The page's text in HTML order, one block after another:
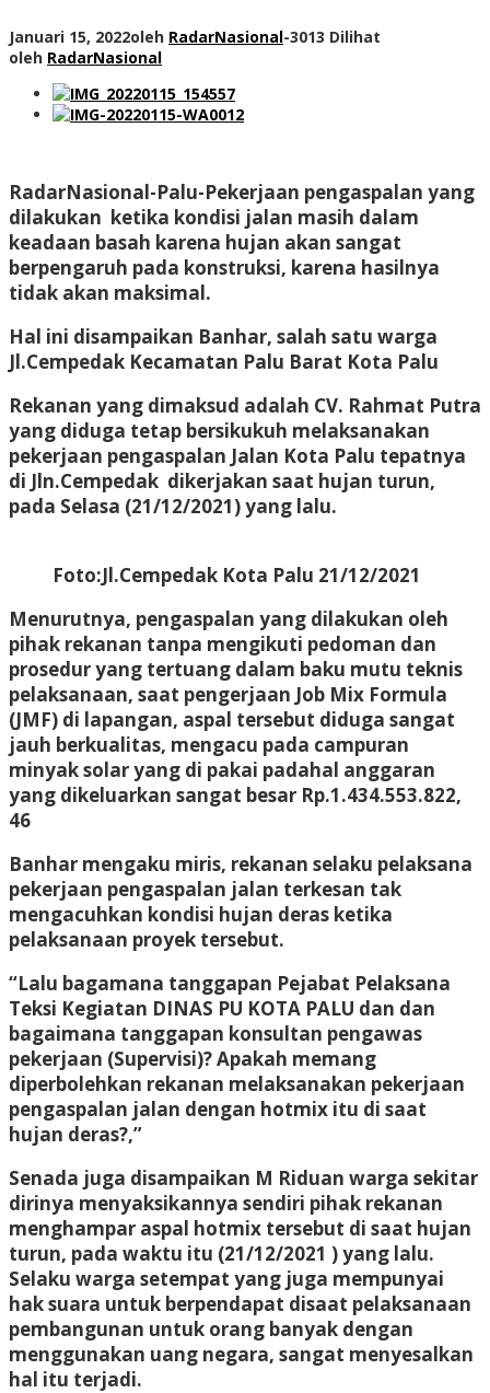
Januari 15, 2022oleh RadarNasional-3013 Dilihat
oleh RadarNasional
RadarNasional-Palu-Pekerjaan pengaspalan yang
dilakukan ketika kondisi jalan masih dalam
keadaan basah karena hujan akan sangat
berpengaruh pada konstruksi, karena hasilnya
tidak akan maksimal.
Hal ini disampaikan Banhar, salah satu warga
Jl.Cempedak Kecamatan Palu Barat Kota Palu
Rekanan yang dimaksud adalah CV. Rahmat Putra
yang diduga tetap bersikukuh melaksanakan
pekerjaan pengaspalan Jalan Kota Palu tepatnya
di Jln.Cempedak dikerjakan saat hujan turun,
pada Selasa (21/12/2021) yang lalu.
Foto:Jl.Cempedak Kota Palu 21/12/2021
Menurutnya, pengaspalan yang dilakukan oleh
pihak rekanan tanpa mengikuti pedoman dan
prosedur yang tertuang dalam baku mutu teknis
pelaksanaan, saat pengerjaan Job Mix Formula
(JMF) di lapangan, aspal tersebut diduga sangat
jauh berkualitas, mengacu pada campuran
minyak solar yang di pakai padahal anggaran
yang dikeluarkan sangat besar Rp.1.434.553.822,
46
Banhar mengaku miris, rekanan selaku pelaksana
pekerjaan pengaspalan jalan terkesan tak
mengacuhkan kondisi hujan deras ketika
pelaksanaan proyek tersebut.
“Lalu bagamana tanggapan Pejabat Pelaksana
Teksi Kegiatan DINAS PU KOTA PALU dan dan
bagaimana tanggapan konsultan pengawas
pekerjaan (Supervisi)? Apakah memang
diperbolehkan rekanan melaksanakan pekerjaan
pengaspalan jalan dengan hotmix itu di saat
hujan deras?,”
Senada juga disampaikan M Riduan warga sekitar
dirinya menyaksikannya sendiri pihak rekanan
menghampar aspal hotmix tersebut di saat hujan
turun, pada waktu itu (21/12/2021 ) yang lalu.
Selaku warga setempat yang juga mempunyai
hak suara untuk berpendapat disaat pelaksanaan
pembangunan untuk orang banyak dengan
menggunakan uang negara, sangat menyesalkan
hal itu terjadi.